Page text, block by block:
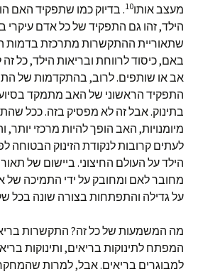
מעצב אותו10. בדיוק כמו שתפקיד האם
הילד, זהו גם התפקיד של כל אדם עיקרי
שתאוריית ההתקשרות מתרכזת בדמות
באם, כיסוד לרווחת ובריאות הילד, כל
אב או שותפים. לרוב, בהתקדמות של
התפקיד הראשוני של האב מתמקד
בתינוק. אבל זה לא מפסיק בזה. ככל
מיומנויות, האב הופך להיות מרכזי
לעתים קרובות לנקודת הזינוק הבטוחה
הילד על העולם החיצוני. ביישום של
מחובר לאם ומחובק על ידי התמיכה של
על גדילה והתפתחות בצורה שונה בכל
מה המשמעות של כל זה? התקשרות
המפתח לתינוקות בריאים, ותינוקות
למבוגרים בריאים. אבל, למרות